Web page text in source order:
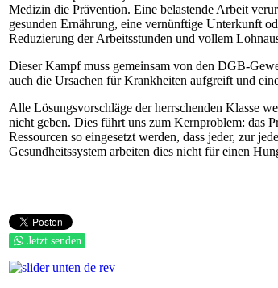
Medizin die Prävention. Eine belastende Arbeit
gesunden Ernährung, eine vernünftige Unterkunft
Reduzierung der Arbeitsstunden und vollem
Dieser Kampf muss gemeinsam von den DGB-
auch die Ursachen für Krankheiten aufgreift und
Alle Lösungsvorschläge der herrschenden Klasse
nicht geben. Dies führt uns zum Kernproblem: das
Ressourcen so eingesetzt werden, dass jeder, zur
Gesundheitssystem arbeiten dies nicht für einen
Jetzt senden